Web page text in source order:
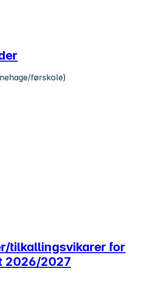
førskole)
tilkallingsvikarer for
2026/2027